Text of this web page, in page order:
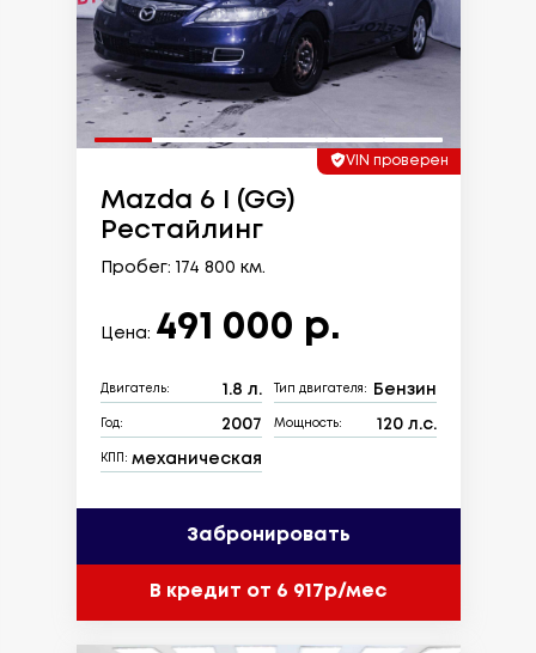
VIN проверен
Mazda 6 I (GG)
Рестайлинг
Пробег: 174 800 км.
Цена: 491 000 р.
Двигатель: 1.8 л. Тип двигателя: Бензин
Год: 2007 Мощность: 120 л.с.
КПП: механическая
Забронировать
В кредит от 6 917р/мес